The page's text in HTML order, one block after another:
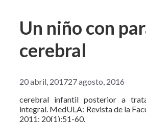
Un niño con
cerebral
20 abril, 201727 agosto, 2016
cerebral infantil posterior a
integral. MedULA: Revista de la
2011; 20(1):51-60.